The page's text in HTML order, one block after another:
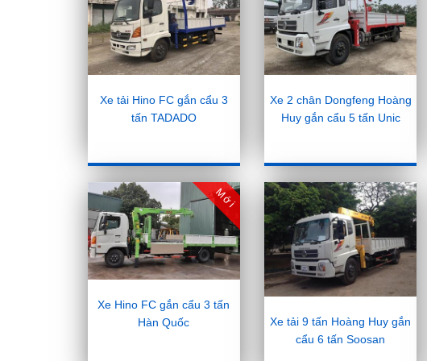
Xe tải Hino FC gắn cẩu 3
tấn TADADO
Xe 2 chân Dongfeng Hoàng
Huy gắn cẩu 5 tấn Unic
Mới
Xe Hino FC gắn cẩu 3 tấn
Hàn Quốc
Xe tải 9 tấn Hoàng Huy gắn
cẩu 6 tấn Soosan